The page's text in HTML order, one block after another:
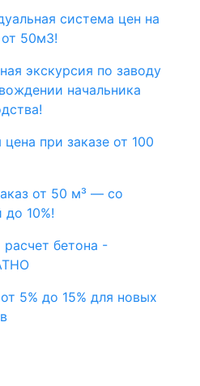
система цен на
50м3!
экскурсия по заводу
начальника
цена при заказе от 100
от 50 м³ — со
до 10%!
бетона -
5% до 15% для новых